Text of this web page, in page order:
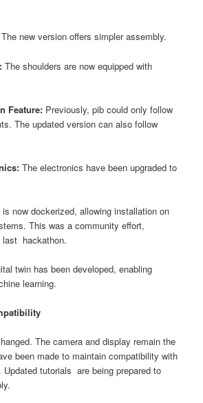
The new version offers simpler assembly.
The shoulders are now equipped with
Feature: Previously, pib could only follow
The updated version can also follow
The electronics have been upgraded to
is now dockerized, allowing installation on
This was a community effort,
last hackathon.
twin has been developed, enabling
learning.
The camera and display remain the
been made to maintain compatibility with
tutorials are being prepared to